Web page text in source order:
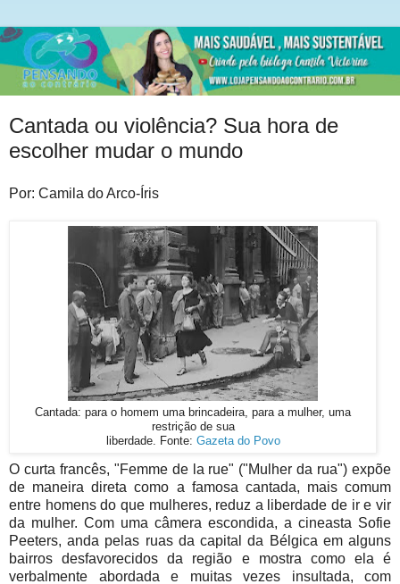
Cantada ou violência? Sua hora de
escolher mudar o mundo
Por: Camila do Arco-Íris
Cantada: para o homem uma brincadeira, para a mulher, uma
restrição de sua
liberdade. Fonte: Gazeta do Povo
O curta francês, "Femme de la rue" ("Mulher da rua") expõe
de maneira direta como a famosa cantada, mais comum
entre homens do que mulheres, reduz a liberdade de ir e vir
da mulher. Com uma câmera escondida, a cineasta Sofie
Peeters, anda pelas ruas da capital da Bélgica em alguns
bairros desfavorecidos da região e mostra como ela é
verbalmente abordada e muitas vezes insultada, com